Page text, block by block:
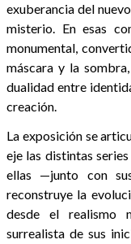
exuberancia del
misterio. En esas
monumental,
máscara y la
dualidad entre
creación.
La exposición se
eje las distintas
ellas —junto con
reconstruye la
desde el realismo
surrealista de sus